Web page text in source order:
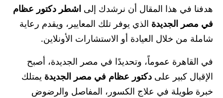
هدفنا في هذا المقال أن نرشدك إلى اشطر دكتور عظام
في مصر الجديدة الذي يوفر تلك المعايير، ويقدم رعاية
شاملة من خلال العيادة أو الاستشارات الأونلاين.
في القاهرة عموماً، وتحديدًا في مصر الجديدة، أصبح
الإقبال كبير على دكتور عظام في مصر الجديدة يمتلك
خبرة طويلة في علاج الكسور، المفاصل والرضوض